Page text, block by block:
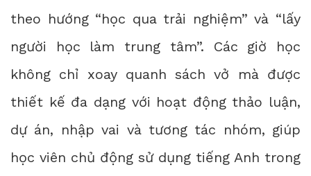
theo hướng “học qua trải nghiệm” và “lấy
người học làm trung tâm”. Các giờ học
không chỉ xoay quanh sách vở mà được
thiết kế đa dạng với hoạt động thảo luận,
dự án, nhập vai và tương tác nhóm, giúp
học viên chủ động sử dụng tiếng Anh trong